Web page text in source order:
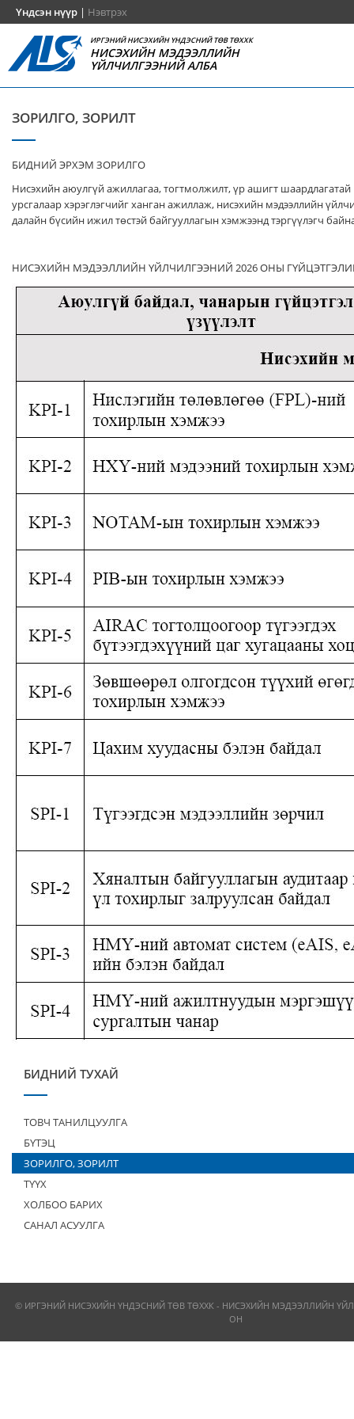
Үндсэн нүүр | Нэвтрэх
ИРГЭНИЙ НИСЭХИЙН ҮНДЭСНИЙ ТӨВ ТӨХХК
НИСЭХИЙН МЭДЭЭЛЛИЙН
ҮЙЛЧИЛГЭЭНИЙ АЛБА
ЗОРИЛГО, ЗОРИЛТ
БИДНИЙ ЭРХЭМ ЗОРИЛГО
Нисэхийн аюулгүй ажиллагаа, тогтмолжилт, үр ашигт шаардлагатай
урсгалаар хэрэглэгчийг ханган ажиллаж, нисэхийн мэдээллийн
далайн бүсийн ижил төстэй байгууллагын хэмжээнд тэргүүлэгч
НИСЭХИЙН МЭДЭЭЛЛИЙН ҮЙЛЧИЛГЭЭНИЙ 2026 ОНЫ
БИДНИЙ ТУХАЙ
ТОВЧ ТАНИЛЦУУЛГА
БҮТЭЦ
ЗОРИЛГО, ЗОРИЛТ
ТҮҮХ
ХОЛБОО БАРИХ
САНАЛ АСУУЛГА
© ИРГЭНИЙ НИСЭХИЙН ҮНДЭСНИЙ ТӨВ ТӨХХК - НИСЭХИЙН МЭДЭЭЛЛИЙН
ОН